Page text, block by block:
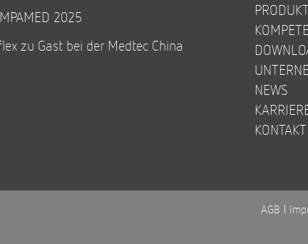
2025
zu Gast bei der Medtec China
NEWS
KONTAKT
AGB